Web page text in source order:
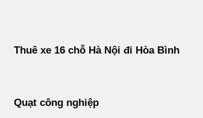
Thuê xe 16 chỗ Hà Nội đi Hòa Bình
Quạt công nghiệp